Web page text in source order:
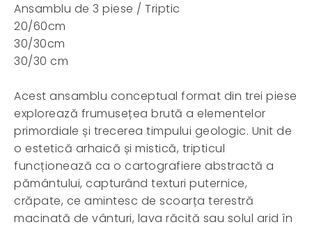
Ansamblu de 3 piese / Triptic
20/60cm
30/30cm
30/30 cm
Acest ansamblu conceptual format din trei piese
explorează frumusețea brută a elementelor
primordiale și trecerea timpului geologic. Unit de
o estetică arhaică și mistică, tripticul
funcționează ca o cartografiere abstractă a
pământului, capturând texturi puternice,
crăpate, ce amintesc de scoarța terestră
macinată de vânturi, lava răcită sau solul arid în